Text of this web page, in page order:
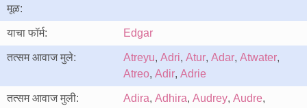
मूळ:
याचा फॉर्म: Edgar
तत्सम आवाज मुले: Atreyu, Adri, Atur, Adar, Atwater,
Atreo, Adir, Adrie
तत्सम आवाज मुली: Adira, Adhira, Audrey, Audre,